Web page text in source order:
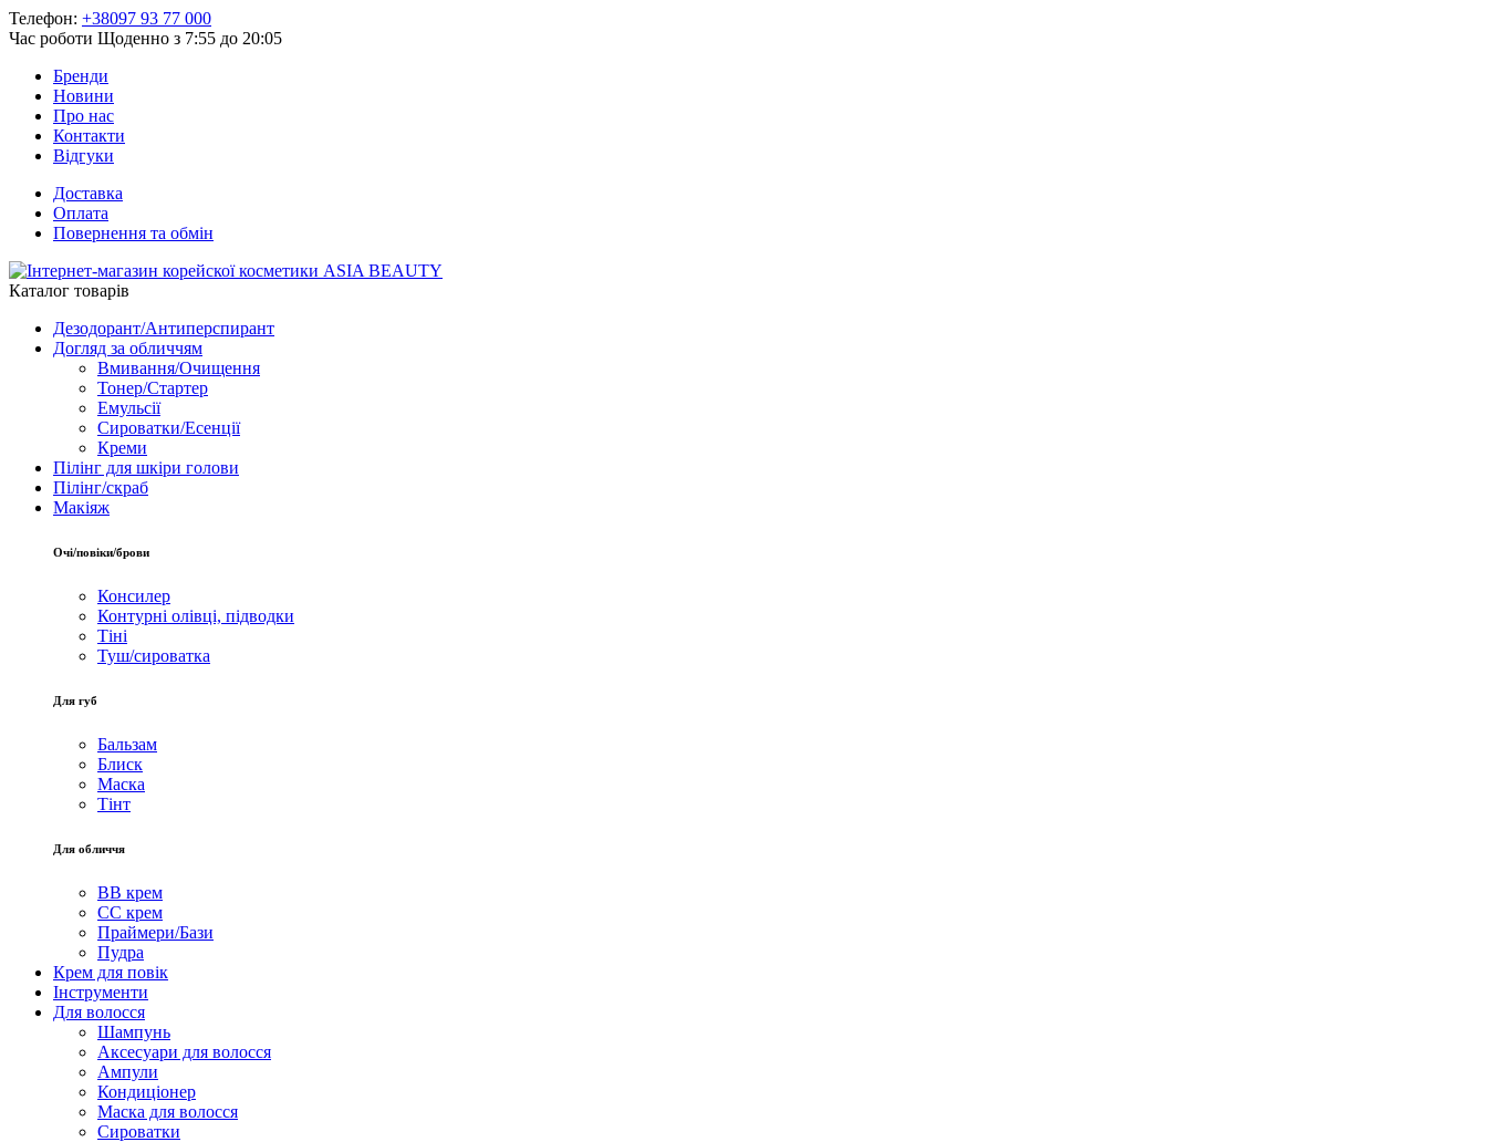
Телефон: +38097 93 77 000
Час роботи Щоденно з 7:55 до 20:05
Бренди
Новини
Про нас
Контакти
Відгуки
Доставка
Оплата
Повернення та обмін
Каталог товарів
Дезодорант/Антиперспирант
Догляд за обличчям
Вмивання/Очищення
Тонер/Стартер
Емульсії
Сироватки/Есенції
Креми
Пілінг для шкіри голови
Пілінг/скраб
Макіяж
Очі/повіки/брови
Консилер
Контурні олівці, підводки
Тіні
Туш/сироватка
Для губ
Бальзам
Блиск
Маска
Тінт
Для обличчя
BB крем
CC крем
Праймери/Бази
Пудра
Крем для повік
Інструменти
Для волосся
Шампунь
Аксесуари для волосся
Ампули
Кондиціонер
Маска для волосся
Сироватки